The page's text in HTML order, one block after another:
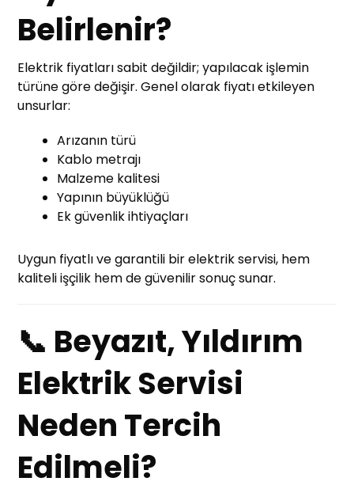
Belirlenir?
Elektrik fiyatları sabit değildir; yapılacak işlemin
türüne göre değişir. Genel olarak fiyatı etkileyen
unsurlar:
Arızanın türü
Kablo metrajı
Malzeme kalitesi
Yapının büyüklüğü
Ek güvenlik ihtiyaçları
Uygun fiyatlı ve garantili bir elektrik servisi, hem
kaliteli işçilik hem de güvenilir sonuç sunar.
📞 Beyazıt, Yıldırım
Elektrik Servisi
Neden Tercih
Edilmeli?